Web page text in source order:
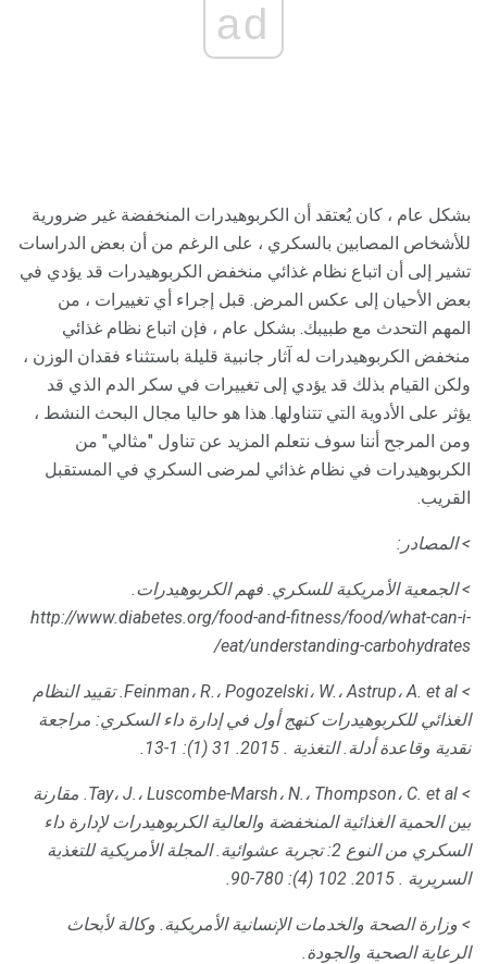
ad
بشكل عام ، كان يُعتقد أن الكربوهيدرات المنخفضة غير ضرورية
للأشخاص المصابين بالسكري ، على الرغم من أن بعض الدراسات
تشير إلى أن اتباع نظام غذائي منخفض الكربوهيدرات قد يؤدي في
بعض الأحيان إلى عكس المرض. قبل إجراء أي تغييرات ، من
المهم التحدث مع طبيبك. بشكل عام ، فإن اتباع نظام غذائي
منخفض الكربوهيدرات له آثار جانبية قليلة باستثناء فقدان الوزن ،
ولكن القيام بذلك قد يؤدي إلى تغييرات في سكر الدم الذي قد
يؤثر على الأدوية التي تتناولها. هذا هو حاليا مجال البحث النشط ،
ومن المرجح أننا سوف نتعلم المزيد عن تناول "مثالي" من
الكربوهيدرات في نظام غذائي لمرضى السكري في المستقبل
القريب.
> المصادر:
> الجمعية الأمريكية للسكري. فهم الكربوهيدرات.
http://www.diabetes.org/food-and-fitness/food/what-can-i-
eat/understanding-carbohydrates/
> Feinman، R.، Pogozelski، W.، Astrup، A. et al.
تقييد النظام
الغذائي للكربوهيدرات كنهج أول في إدارة داء السكري: مراجعة
نقدية وقاعدة أدلة. التغذية .
2015. 31 (1): 1-13.
> Tay، J.، Luscombe-Marsh، N.، Thompson، C. et al.
مقارنة
بين الحمية الغذائية المنخفضة والعالية الكربوهيدرات لإدارة داء
السكري من النوع 2: تجربة عشوائية.
المجلة الأمريكية للتغذية
السريرية .
2015. 102 (4): 780-90.
> وزارة الصحة والخدمات الإنسانية الأمريكية. وكالة لأبحاث
الرعاية الصحية والجودة.